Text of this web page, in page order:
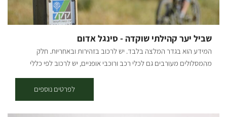
בחלקי שטח פתוחים וחלק בתוך החורש. 5.7 ק"מ מתחילת המסלול, אנו
פוגשים את דרך נוף יער שוקדה, ופונים בה ימינה לחזרה לכיוון בארי. *
סינגל החוצה את הדרך ואת שלט ההסבר על השבילים משמאל. נמשיך ישר
ונשתלב בשביל הכחול החוזר לכיוון כביש 232. קרדיט צילום: אילן שחם
מפה: *המידע מתוך אתרים לה מדווש ומסלולי אופניים בשטח עם קק"ל
שביל יער קהילתי שוקדה - סינגל אדום
המידע הוא בגדר המלצה בלבד. יש לרכוב בזהירות ובאחריות. חלק
מהמסלולים מעורבים גם לכלי רכב ורוכבי אופניים, יש לרכוב לפי כללי
המסלול בק"מ: אורכו 12.5 ק"מ. נקודת התחלה וסיום: בארי (מעגלי, הסינגל
חד-כיווני עם כיוון השעון). תקציר על אזור הטיול: המסלול עובר בפינות
הרחוקות והפורחות ביער שוקדה, הסינגל משולט בשטח באמצעות עמודי
לפרטים נוספים